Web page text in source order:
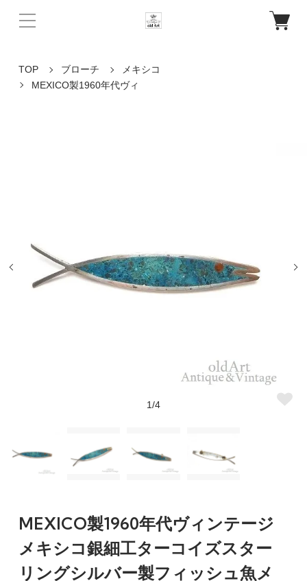
TOP ブローチ
メキシコ
MEXICO製1960年代ヴィ
1/4
MEXICO製1960年代ヴィンテージ
メキシコ銀細工ターコイズスター
リングシルバー製フィッシュ魚メ